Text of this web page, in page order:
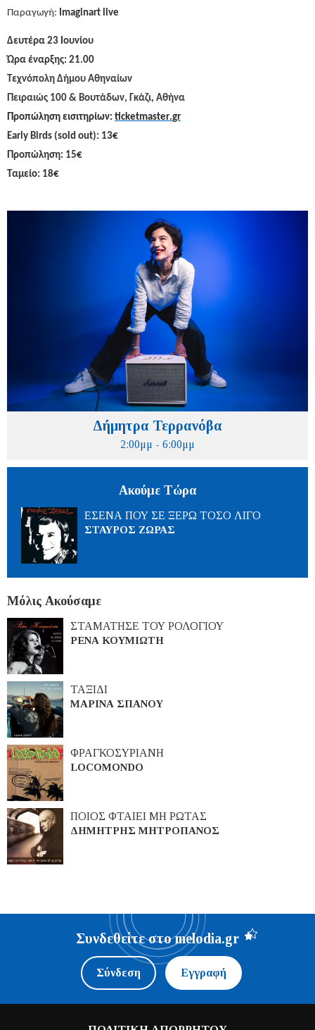
Παραγωγή: Imaginart live
Δευτέρα 23 Ιουνίου
Ώρα έναρξης: 21.00
Τεχνόπολη Δήμου Αθηναίων
Πειραιώς 100 & Βουτάδων, Γκάζι, Αθήνα
Προπώληση εισιτηρίων: ticketmaster.gr
Early Birds (sold out): 13€
Προπώληση: 15€
Ταμείο: 18€
Δήμητρα Τερρανόβα
2:00μμ - 6:00μμ
Ακούμε Τώρα
ΕΣΕΝΑ ΠΟΥ ΣΕ ΞΕΡΩ ΤΟΣΟ ΛΙΓΟ
ΣΤΑΥΡΟΣ ΖΩΡΑΣ
Μόλις Ακούσαμε
ΣΤΑΜΑΤΗΣΕ ΤΟΥ ΡΟΛΟΓΙΟΥ
ΡΕΝΑ ΚΟΥΜΙΩΤΗ
ΤΑΞΙΔΙ
ΜΑΡΙΝΑ ΣΠΑΝΟΥ
ΦΡΑΓΚΟΣΥΡΙΑΝΗ
LOCOMONDO
ΠΟΙΟΣ ΦΤΑΙΕΙ ΜΗ ΡΩΤΑΣ
ΔΗΜΗΤΡΗΣ ΜΗΤΡΟΠΑΝΟΣ
Συνδεθείτε στο melodia.gr
Σύνδεση Εγγραφή